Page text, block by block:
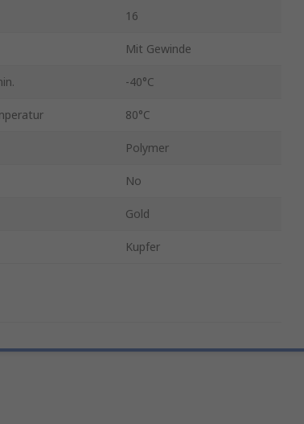
16
Mit Gewinde
-40°C
80°C
Polymer
No
Gold
Kupfer